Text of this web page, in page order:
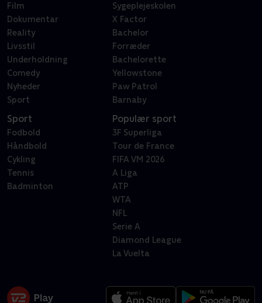
Film
Dokumentar
Reality
Livsstil
Underholdning
Comedy
Nyheder
Sport
Sygeplejeskolen
X Factor
Bachelor
Forræder
Bachelorette
Yellowstone
Paw Patrol
Barnaby
Sport
Fodbold
Håndbold
Cykling
Tennis
Badminton
Populær sport
3F Superliga
Tour de France
FIFA VM 2026
A Liga
ATP
WTA
NFL
Serie A
Diamond League
La Vuelta